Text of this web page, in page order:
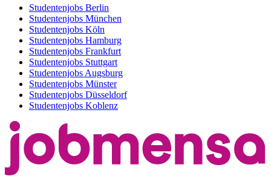
Studentenjobs Berlin
Studentenjobs München
Studentenjobs Köln
Studentenjobs Hamburg
Studentenjobs Frankfurt
Studentenjobs Stuttgart
Studentenjobs Augsburg
Studentenjobs Münster
Studentenjobs Düsseldorf
Studentenjobs Koblenz